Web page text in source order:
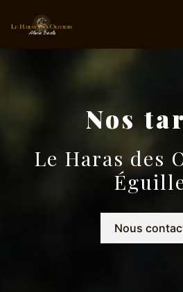
Nos
Le Haras des
Nous